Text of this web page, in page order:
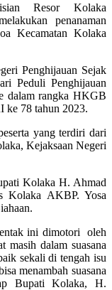
Resor Kolaka
penanaman
Kecamatan Kolaka
Penghijauan Sejak
Peduli Penghijauan
dalam rangka HKGB
ke 78 tahun 2023.
yang terdiri dari
Kejaksaan Negeri
Kolaka H. Ahmad
Kolaka AKBP. Yosa
ini dimotori oleh
dalam suasana
sekali di tengah isu
menambah suasana
Bupati Kolaka, H.